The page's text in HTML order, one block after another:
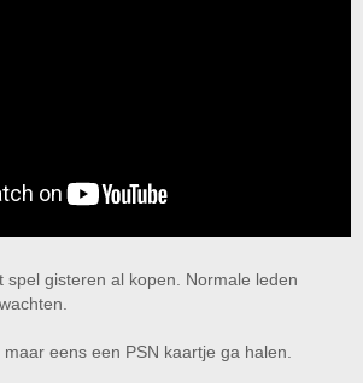
spel gisteren al kopen. Normale leden
eens een PSN kaartje ga halen.